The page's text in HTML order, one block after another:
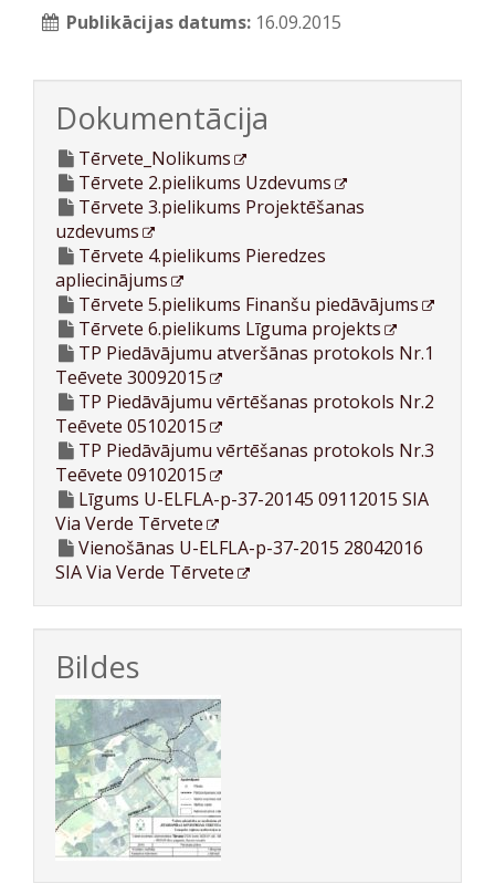
Publikācijas datums: 16.09.2015
Dokumentācija
Tērvete_Nolikums
Tērvete 2.pielikums Uzdevums
Tērvete 3.pielikums Projektēšanas
uzdevums
Tērvete 4.pielikums Pieredzes
apliecinājums
Tērvete 5.pielikums Finanšu piedāvājums
Tērvete 6.pielikums Līguma projekts
TP Piedāvājumu atveršānas protokols Nr.1
Teēvete 30092015
TP Piedāvājumu vērtēšanas protokols Nr.2
Teēvete 05102015
TP Piedāvājumu vērtēšanas protokols Nr.3
Teēvete 09102015
Līgums U-ELFLA-p-37-20145 09112015 SIA
Via Verde Tērvete
Vienošānas U-ELFLA-p-37-2015 28042016
SIA Via Verde Tērvete
Bildes